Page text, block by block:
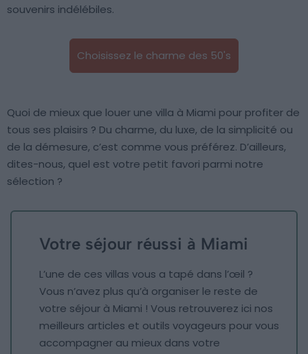
souvenirs indélébiles.
Choisissez le charme des 50's
Quoi de mieux que louer une villa à Miami pour profiter de
tous ses plaisirs ? Du charme, du luxe, de la simplicité ou
de la démesure, c’est comme vous préférez. D’ailleurs,
dites-nous, quel est votre petit favori parmi notre
sélection ?
Votre séjour réussi à Miami
L’une de ces villas vous a tapé dans l’œil ?
Vous n’avez plus qu’à organiser le reste de
votre séjour à Miami ! Vous retrouverez ici nos
meilleurs articles et outils voyageurs pour vous
accompagner au mieux dans votre